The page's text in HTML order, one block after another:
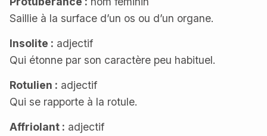
Saillie à la surface d’un os ou d’un organe.
Insolite : adjectif
Qui étonne par son caractère peu habituel.
Rotulien : adjectif
Qui se rapporte à la rotule.
Affriolant : adjectif